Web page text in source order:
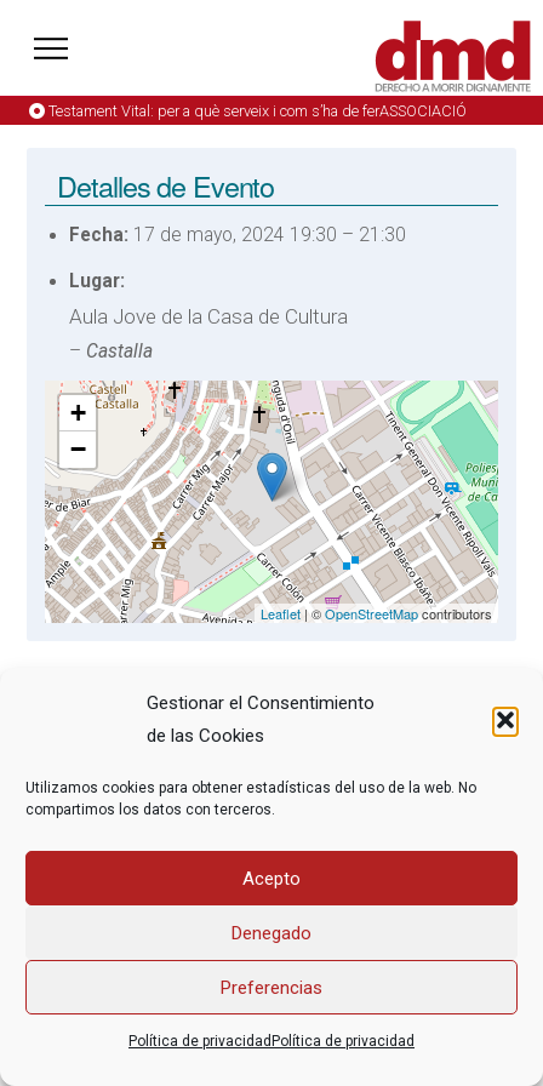
Gestionar el Consentimiento
de las Cookies
Utilizamos cookies para obtener estadísticas del uso de la web. No
compartimos los datos con terceros.
Acepto
Denegado
Preferencias
Política de privacidad Política de privacidad
Testament Vital: per a què serveix i com s’ha de ferASSOCIACIÓ
Detalles de Evento
Fecha: 17 de mayo, 2024 19:30 – 21:30
Lugar:
Aula Jove de la Casa de Cultura
– Castalla
+
−
Leaflet| ©OpenStreetMapcontributors
Asociación Federal Derecho a Morir Dignamente (DMD)
informacion@derechoamorir.org